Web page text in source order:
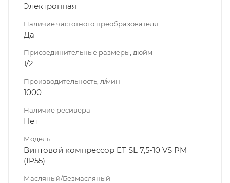
Электронная
Наличие частотного преобразователя
Да
Присоединительные размеры, дюйм
1/2
Производительность, л/мин
1000
Наличие ресивера
Нет
Модель
Винтовой компрессор ET SL 7,5-10 VS PM
(IP55)
Масляный/Безмасляный